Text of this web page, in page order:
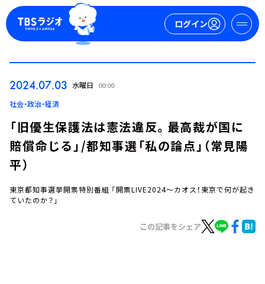
ログイン
2024.07.03 水曜日 00:00
社会・政治・経済
「旧優生保護法は憲法違反。最高裁が国に
賠償命じる」/都知事選「私の論点」（常見陽
平）
東京都知事選挙開票特別番組 「開票LIVE2024～カオス！東京で何が起き
ていたのか？」
この記事をシェア